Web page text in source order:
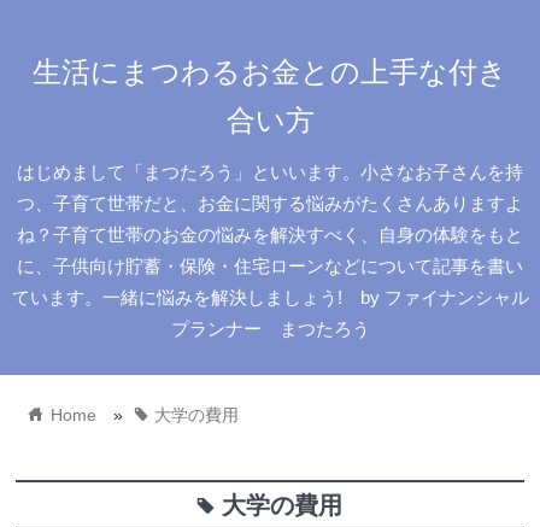
生活にまつわるお金との上手な付き
合い方
はじめまして「まつたろう」といいます。小さなお子さんを持
つ、子育て世帯だと、お金に関する悩みがたくさんありますよ
ね？子育て世帯のお金の悩みを解決すべく、自身の体験をもと
に、子供向け貯蓄・保険・住宅ローンなどについて記事を書い
ています。一緒に悩みを解決しましょう! by ファイナンシャル
プランナー まつたろう
home Home » tag 大学の費用
tag 大学の費用